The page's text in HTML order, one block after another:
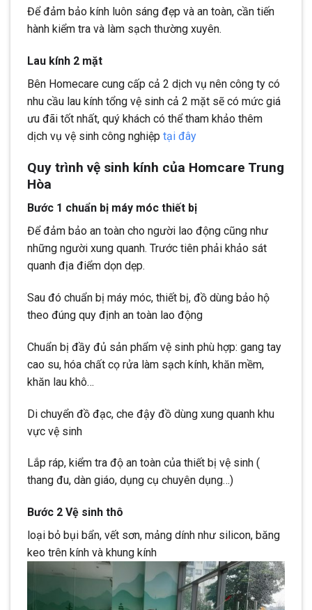
Để đảm bảo kính luôn sáng đẹp và an toàn, cần tiến
hành kiểm tra và làm sạch thường xuyên.
Lau kính 2 mặt
Bên Homecare cung cấp cả 2 dịch vụ nên công ty có
nhu cầu lau kính tổng vệ sinh cả 2 mặt sẽ có mức giá
ưu đãi tốt nhất, quý khách có thể tham khảo thêm
dịch vụ vệ sinh công nghiệp tại đây
Quy trình vệ sinh kính của Homcare Trung
Hòa
Bước 1 chuẩn bị máy móc thiết bị
Để đảm bảo an toàn cho người lao động cũng như
những người xung quanh. Trước tiên phải khảo sát
quanh địa điểm dọn dẹp.
Sau đó chuẩn bị máy móc, thiết bị, đồ dùng bảo hộ
theo đúng quy định an toàn lao động
Chuẩn bị đầy đủ sản phẩm vệ sinh phù hợp: gang tay
cao su, hóa chất cọ rửa làm sạch kính, khăn mềm,
khăn lau khô…
Di chuyển đồ đạc, che đậy đồ dùng xung quanh khu
vực vệ sinh
Lắp ráp, kiểm tra độ an toàn của thiết bị vệ sinh (
thang đu, dàn giáo, dụng cụ chuyên dụng…)
Bước 2 Vệ sinh thô
loại bỏ bụi bẩn, vết sơn, mảng dính như silicon, băng
keo trên kính và khung kính